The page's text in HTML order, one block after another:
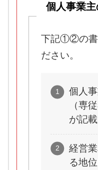
個人事業
下記①②の書
ださい。
個人
（専
が記
経営
る地